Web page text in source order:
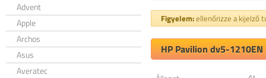
Advent
Apple
Archos
Asus
Averatec
Figyelem:ellenőrizze a kijelző
HP Pavilion dv5-